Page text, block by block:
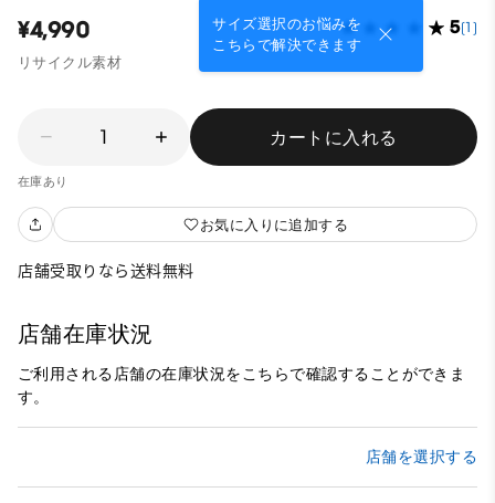
サイズ選択のお悩みを
こちらで解決できます
¥4,990 5(1)
リサイクル素材
1 カートに入れる
在庫あり
お気に入りに追加する
店舗受取りなら送料無料
店舗在庫状況
ご利用される店舗の在庫状況をこちらで確認することができま
す。
店舗を選択する